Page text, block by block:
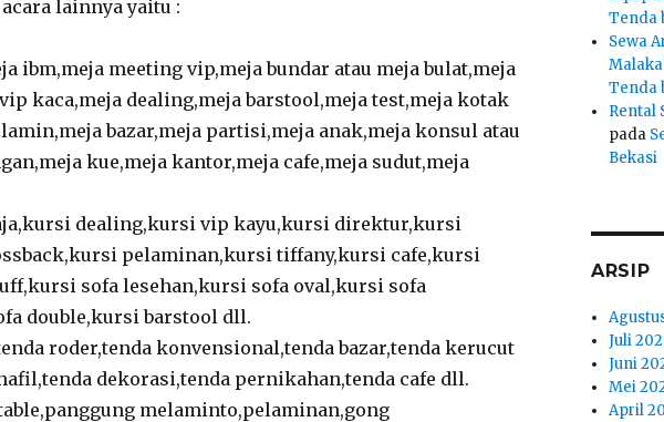
lainnya yaitu :
ibm,meja meeting vip,meja bundar atau meja bulat,meja
kaca,meja dealing,meja barstool,meja test,meja kotak
bazar,meja partisi,meja anak,meja konsul atau
kue,meja kantor,meja cafe,meja sudut,meja
dealing,kursi vip kayu,kursi direktur,kursi
pelaminan,kursi tiffany,kursi cafe,kursi
sofa lesehan,kursi sofa oval,kursi sofa
double,kursi barstool dll.
roder,tenda konvensional,tenda bazar,tenda kerucut
dekorasi,tenda pernikahan,tenda cafe dll.
melaminto,pelaminan,gong
Tenda
Sewa
Tenda
Rental
pada
Bekasi
ARSIP
Juli
Juni
Mei
April